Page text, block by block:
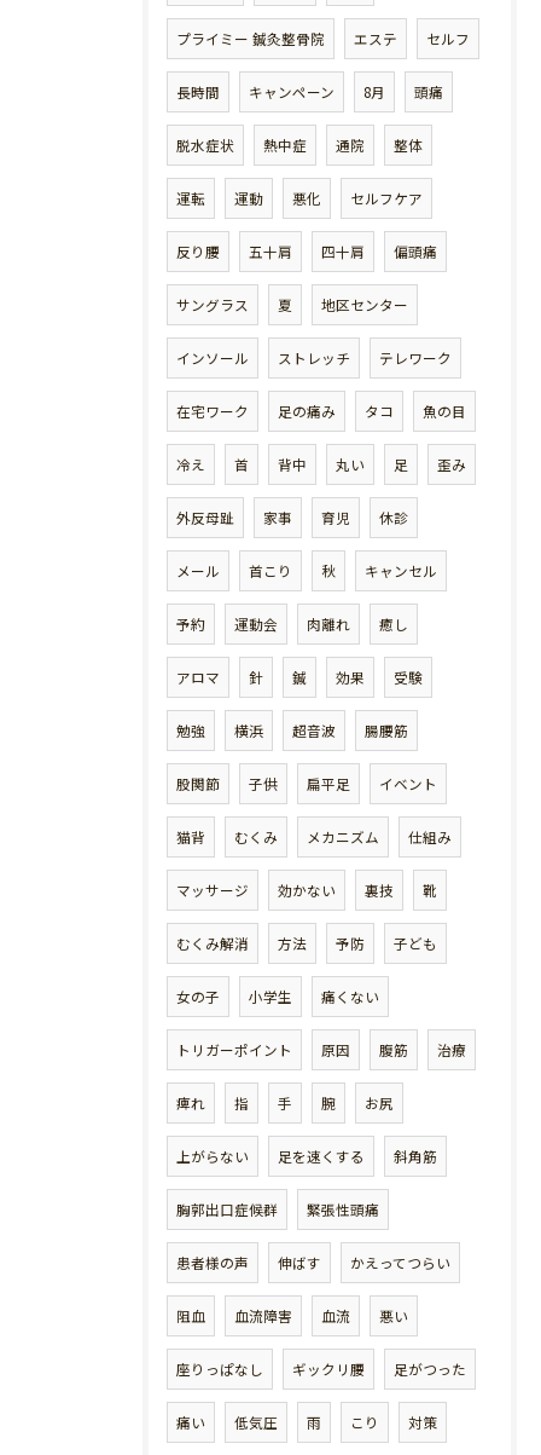
プライミー 鍼灸整骨院 エステ セルフ
長時間 キャンペーン 8月 頭痛
脱水症状 熱中症 通院 整体
運転 運動 悪化 セルフケア
反り腰 五十肩 四十肩 偏頭痛
サングラス 夏 地区センター
インソール ストレッチ テレワーク
在宅ワーク 足の痛み タコ 魚の目
冷え 首 背中 丸い 足 歪み
外反母趾 家事 育児 休診
メール 首こり 秋 キャンセル
予約 運動会 肉離れ 癒し
アロマ 針 鍼 効果 受験
勉強 横浜 超音波 腸腰筋
股関節 子供 扁平足 イベント
猫背 むくみ メカニズム 仕組み
マッサージ 効かない 裏技 靴
むくみ解消 方法 予防 子ども
女の子 小学生 痛くない
トリガーポイント 原因 腹筋 治療
痺れ 指 手 腕 お尻
上がらない 足を速くする 斜角筋
胸郭出口症候群 緊張性頭痛
患者様の声 伸ばす かえってつらい
阻血 血流障害 血流 悪い
座りっぱなし ギックリ腰 足がつった
痛い 低気圧 雨 こり 対策